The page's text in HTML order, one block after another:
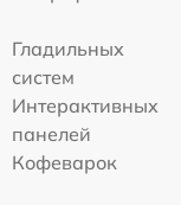
Гладильных
систем
Интерактивных
панелей
Кофеварок